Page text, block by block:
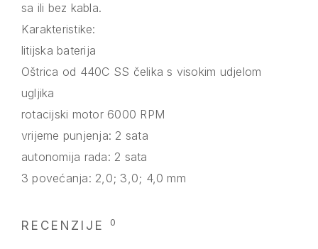
sa ili bez kabla.
Karakteristike:
litijska baterija
Oštrica od 440C SS čelika s visokim udjelom
ugljika
rotacijski motor 6000 RPM
vrijeme punjenja: 2 sata
autonomija rada: 2 sata
3 povećanja: 2,0; 3,0; 4,0 mm
RECENZIJE 0